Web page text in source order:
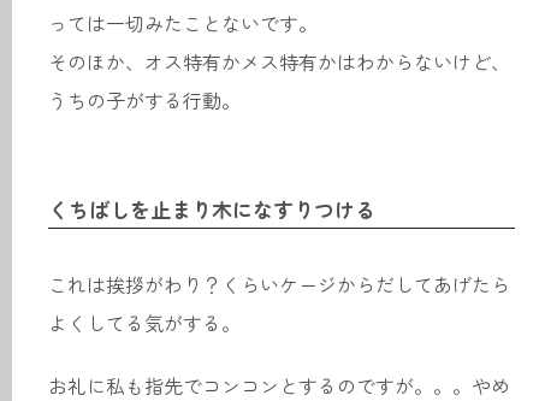
っては一切みたことないです。
そのほか、オス特有かメス特有かはわからないけど、
うちの子がする行動。
くちばしを止まり木になすりつける
これは挨拶がわり？くらいケージからだしてあげたら
よくしてる気がする。
お礼に私も指先でコンコンとするのですが。。。やめ